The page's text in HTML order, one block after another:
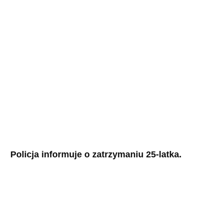
Policja informuje o zatrzymaniu 25-latka.